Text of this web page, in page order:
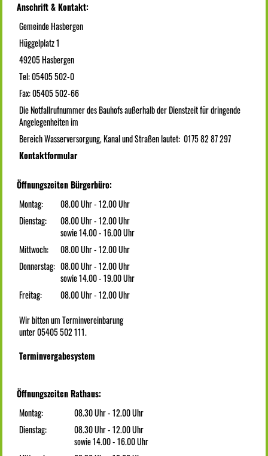
Anschrift & Kontakt:
Gemeinde Hasbergen
Hüggelplatz 1
49205 Hasbergen
Tel: 05405 502-0
Fax: 05405 502-66
Die Notfallrufnummer des Bauhofs außerhalb der Dienstzeit für dringende
Angelegenheiten im
Bereich Wasserversorgung, Kanal und Straßen lautet: 0175 82 87 297
Kontaktformular
Öffnungszeiten Bürgerbüro:
Montag:
08.00 Uhr - 12.00 Uhr
Dienstag:
08.00 Uhr - 12.00 Uhr
sowie 14.00 - 16.00 Uhr
Mittwoch:
08.00 Uhr - 12.00 Uhr
Donnerstag: 08.00 Uhr - 12.00 Uhr
sowie 14.00 - 19.00 Uhr
Freitag:
08.00 Uhr - 12.00 Uhr
Wir bitten um Terminvereinbarung
unter 05405 502 111.
Terminvergabesystem
Öffnungszeiten Rathaus:
Montag:
08.30 Uhr - 12.00 Uhr
Dienstag:
08.30 Uhr - 12.00 Uhr
sowie 14.00 - 16.00 Uhr